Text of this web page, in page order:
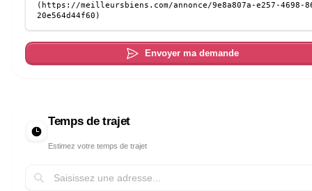
Envoyer ma demande
Temps de trajet
Estimez votre temps de trajet